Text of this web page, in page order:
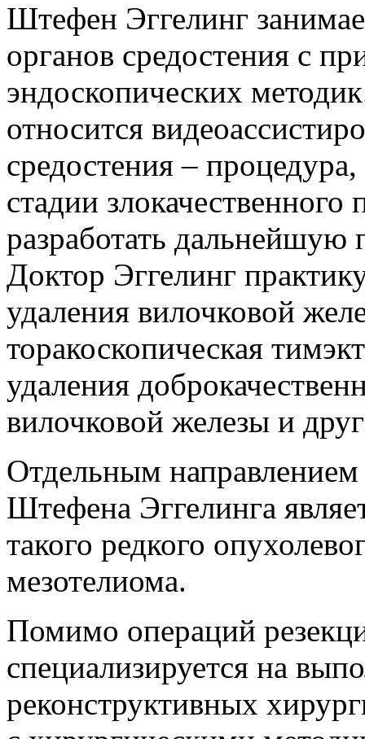
Штефен Эггелинг
органов средостения с
эндоскопических
относится
средостения –
стадии
разработать дальнейшую
Доктор Эггелинг
удаления вилочковой
торакоскопическая
удаления
вилочковой железы и
Отдельным направлением
Штефена Эггелинга
такого редкого
мезотелиома.
Помимо операций
специализируется на
реконструктивных